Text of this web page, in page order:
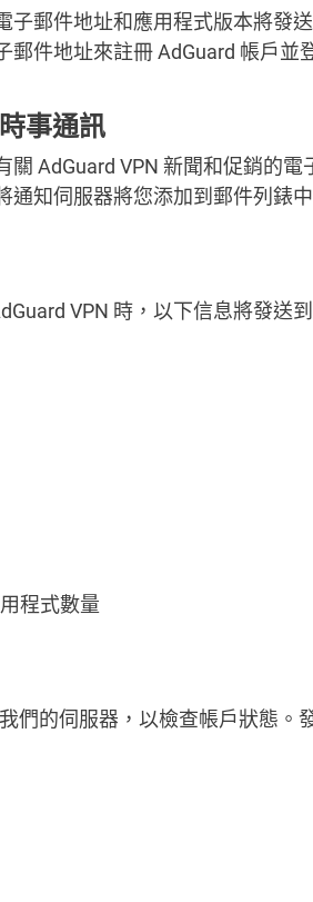
子郵件地址和應用程式版本將發
件地址來註冊 AdGuard 帳戶並
事通訊
AdGuard VPN 新聞和促銷的電
通知伺服器將您添加到郵件列錶中
VPN 時，以下信息將發送
程式數量
們的伺服器，以檢查帳戶狀態。